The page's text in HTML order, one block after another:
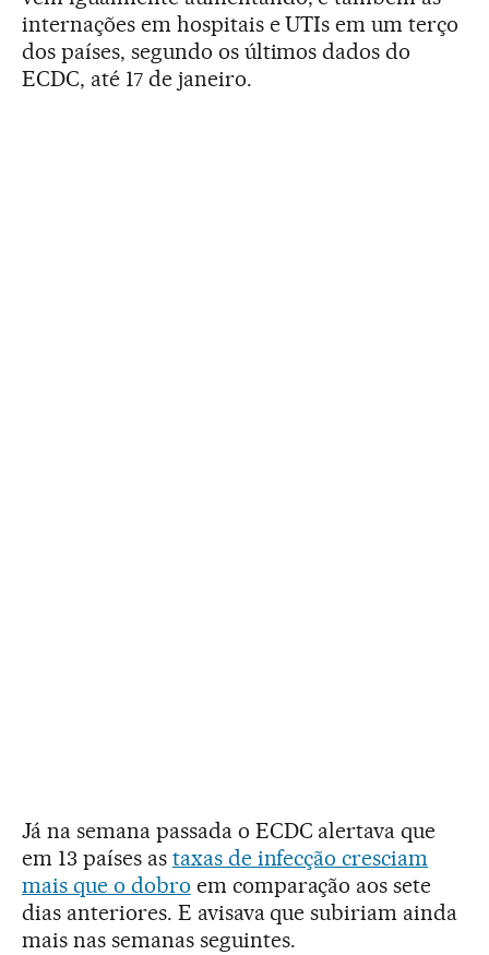
internações em hospitais e UTIs em um terço
dos países, segundo os últimos dados do
ECDC, até 17 de janeiro.
Já na semana passada o ECDC alertava que
em 13 países as taxas de infecção cresciam
mais que o dobro em comparação aos sete
dias anteriores. E avisava que subiriam ainda
mais nas semanas seguintes.